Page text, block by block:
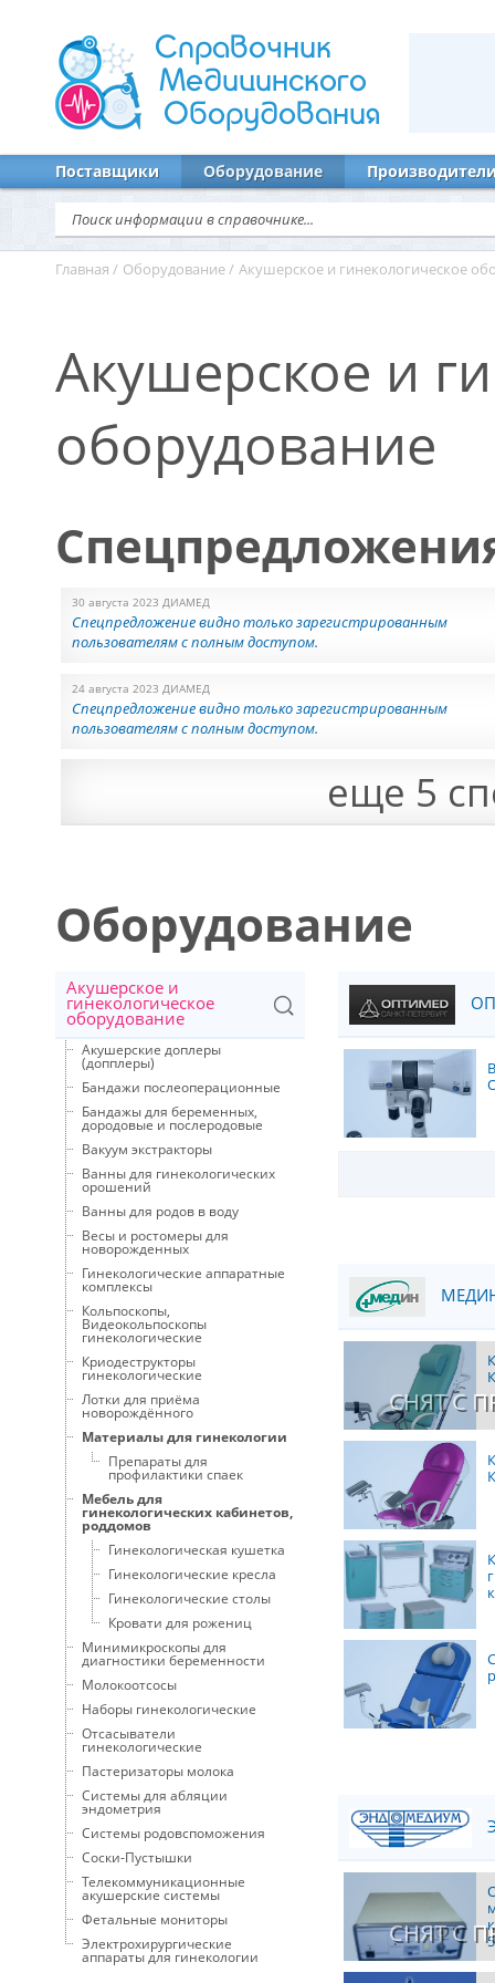
Справочник
Медицинского
Оборудования
Поставщики Оборудование
Главная / Оборудование / Акушерское и гинекологическое
Акушерское и
оборудование
30 августа 2023 ДИАМЕД
Спецпредложение видно только зарегистрированным
пользователям с полным доступом.
24 августа 2023 ДИАМЕД
Спецпредложение видно только зарегистрированным
пользователям с полным доступом.
Спецпредложение видно только зарегистрированным
26 июля 2023 ДИАМЕД
пользователям с полным доступом.
еще 5
Оборудование
Акушерское и
гинекологическое
оборудование
Акушерские доплеры
(допплеры)
Бандажи послеоперационные
Бандажы для беременных,
дородовые и послеродовые
Вакуум экстракторы
Ванны для гинекологических
орошений
Ванны для родов в воду
Весы и ростомеры для
новорожденных
Гинекологические аппаратные
комплексы
Кольпоскопы,
Видеокольпоскопы
гинекологические
Криодеструкторы
гинекологические
Лотки для приёма
новорождённого
Материалы для гинекологии
Препараты для
профилактики спаек
Мебель для
гинекологических кабинетов,
роддомов
Гинекологическая кушетка
Гинекологические кресла
Гинекологические столы
Кровати для рожениц
Минимикроскопы для
диагностики беременности
Молокоотсосы
Наборы гинекологические
Отсасыватели
гинекологические
Пастеризаторы молока
Системы для абляции
эндометрия
Системы родовспоможения
Соски-Пустышки
Телекоммуникационные
акушерские системы
Фетальные мониторы
Электрохирургические
аппараты для гинекологии
СНЯТ С
СНЯТ С